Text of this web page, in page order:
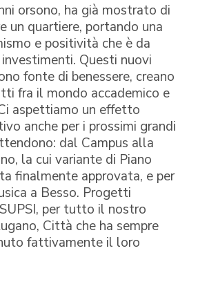
orsono, ha già mostrato di
un quartiere, portando una
e positività che è da
Questi nuovi
fonte di benessere, creano
fra il mondo accademico e
aspettiamo un effetto
anche per i prossimi grandi
dal Campus alla
la cui variante di Piano
finalmente approvata, e per
a Besso. Progetti
per tutto il nostro
Città che ha sempre
fattivamente il loro